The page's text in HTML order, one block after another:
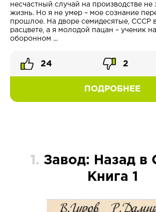
несчастный случай на производстве
жизнь. Но я не умер – мое сознание
прошлое. На дворе семидесятые, СССР
расцвете, а я молодой пацан – ученик
оборонном ...
ПОДРОБНЕЕ
24 2
1. Завод: Назад в
Книга 1